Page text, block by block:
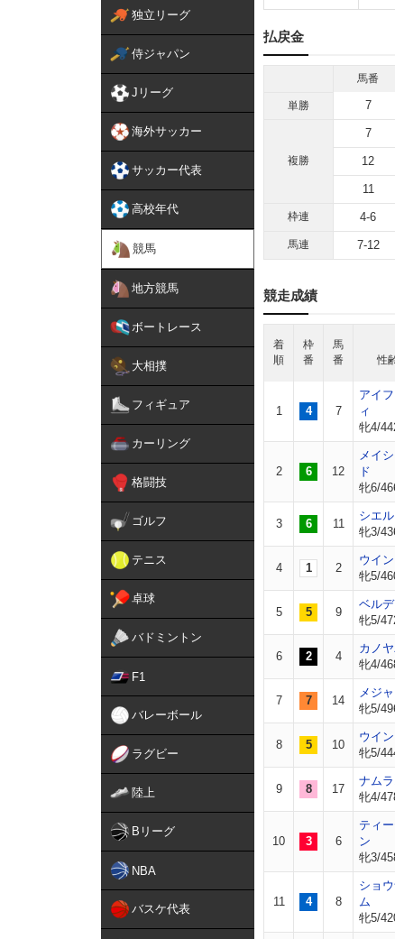
独立リーグ
侍ジャパン
Jリーグ
海外サッカー
サッカー代表
高校年代
競馬
地方競馬
ボートレース
大相撲
フィギュア
カーリング
格闘技
ゴルフ
テニス
卓球
バドミントン
F1
バレーボール
ラグビー
陸上
Bリーグ
NBA
バスケ代表
払戻金
馬番
単勝 7
複勝
7
12
11
枠連 4-6
馬連 7-12
競走成績
着
順
枠
番
馬
番
性
1 4 7
アイ
ィ
牝4/
2 6 12
メイ
ド
牝6/
3 6 11
シエ
牝3/
4 1 2
ウイ
牝5/
5 5 9
ベル
牝5/
6 2 4
カノ
牝4/
7 7 14
メジ
牝5/
8 5 10
ウイ
牝5/
9 8 17
ナム
牝4/
10 3 6
ティ
ン
牝3/
11 4 8
ショ
ム
牝5/